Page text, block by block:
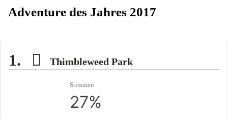
Adventure des Jahres 2017
1. Thimbleweed Park
Stimmen
27%